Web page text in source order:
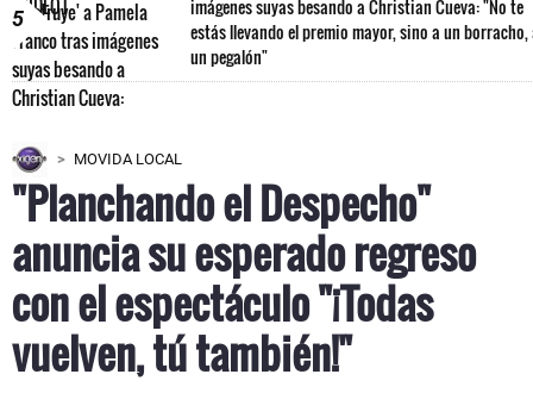
5
imágenes suyas besando a Christian Cueva: "No te
estás llevando el premio mayor, sino a un borracho,
un pegalón"
MOVIDA LOCAL
"Planchando el Despecho"
anuncia su esperado regreso
con el espectáculo "¡Todas
vuelven, tú también!"